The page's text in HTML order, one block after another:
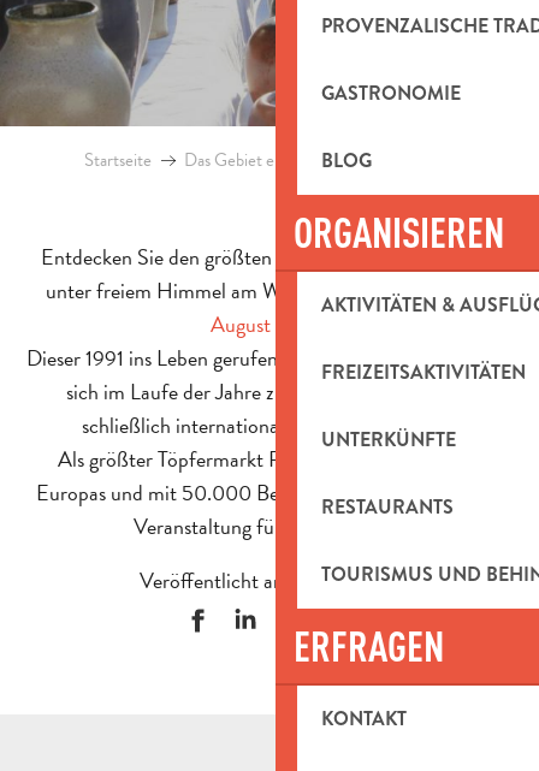
PROVENZALISCHE
GASTRONOMIE
BLOG
ORGANISIEREN
AKTIVITÄTEN &
FREIZEITSAKTIVITÄTEN
UNTERKÜNFTE
RESTAURANTS
TOURISMUS UND
ERFRAGEN
KONTAKT
Startseite Das Gebiet entdecken Blog
Entdecken Sie den größten Keramikmarkt Frankreichs
unter freiem Himmel am Wochenende des9. und 10.
August 2025
Dieser 1991 ins Leben gerufene regionale Töpfermarkt hat
sich im Laufe der Jahre zu einem nationalen und
schließlich internationalen Markt entwickelt.
Als größter Töpfermarkt Frankreichs, fünftgrößter
Europas und mit 50.000 Besuchern ist er die führende
Veranstaltung für Keramikkunst.
Veröffentlicht am 15 Mai 2019